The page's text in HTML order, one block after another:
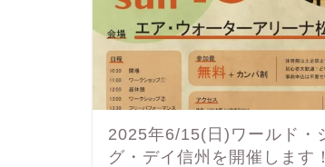
2025年6/15(日)ワールド・
グ・デイ信州を開催します！